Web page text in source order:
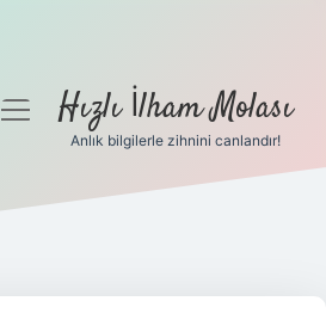
menüyüHızlı İlham Molası
Anlık bilgilerle zihnini canlandır!